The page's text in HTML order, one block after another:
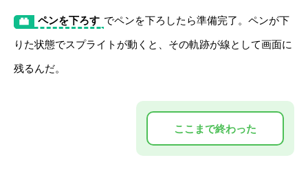
ペンを下ろす でペンを下ろしたら準備完了。ペンが下
りた状態でスプライトが動くと、その軌跡が線として画面に
残るんだ。